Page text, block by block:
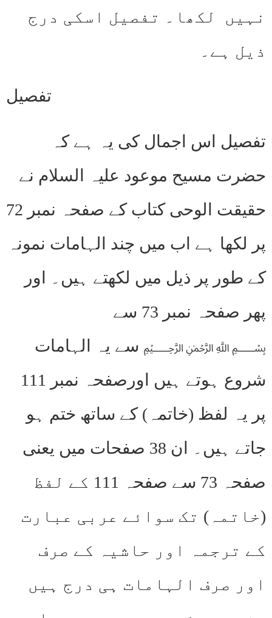
نہیں لکھا۔ تفصیل اسکی درج
ذیل ہے۔
تفصیل
تفصیل اس اجمال کی یہ ہے کہ
حضرت مسیح موعود علیہ السلام نے
حقیقت الوحی کتاب کے صفحہ نمبر 72
پر لکھا ہے اب میں چند الہامات نمونہ
کے طور پر ذیل میں لکھتے ہیں۔ اور
پھر صفحہ نمبر 73 سے
﷽ سے یہ الہامات
شروع ہوتے ہیں اورصفحہ نمبر 111
پر یہ لفظ (خاتمہ) کے ساتھ ختم ہو
جاتے ہیں۔ ان 38 صفحات میں یعنی
صفحہ 73 سے صفحہ 111 کے لفظ
(خاتمہ) تک سوائے عربی عبارت
کے ترجمہ اور حاشیہ کے صرف
اور صرف الہامات ہی درج ہیں